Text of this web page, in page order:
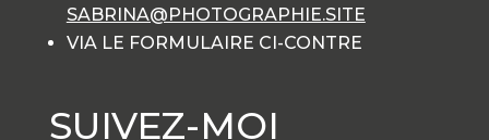
SABRINA@PHOTOGRAPHIE.SITE
VIA LE FORMULAIRE CI-CONTRE
SUIVEZ-MOI